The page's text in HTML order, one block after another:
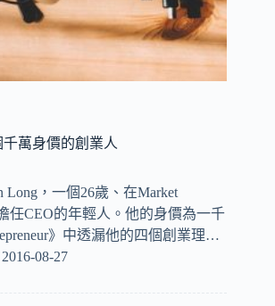
萬身價的創業人
Long，一個26歲、在Market
任CEO的年輕人。他的身價為一千
》中透漏他的四個創業理…
2016-08-27